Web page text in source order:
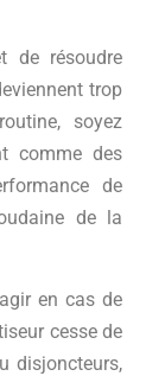
de résoudre
trop
soyez
comme des
de
de la
en cas de
cesse de
disjoncteurs,